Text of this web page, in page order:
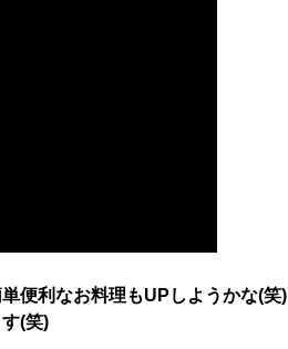
便利なお料理もUPしようかな(笑)
(笑)